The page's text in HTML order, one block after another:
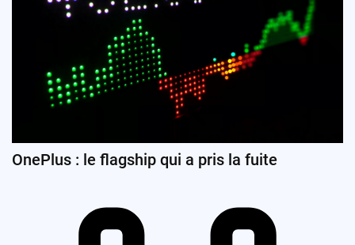
OnePlus : le flagship qui a pris la fuite